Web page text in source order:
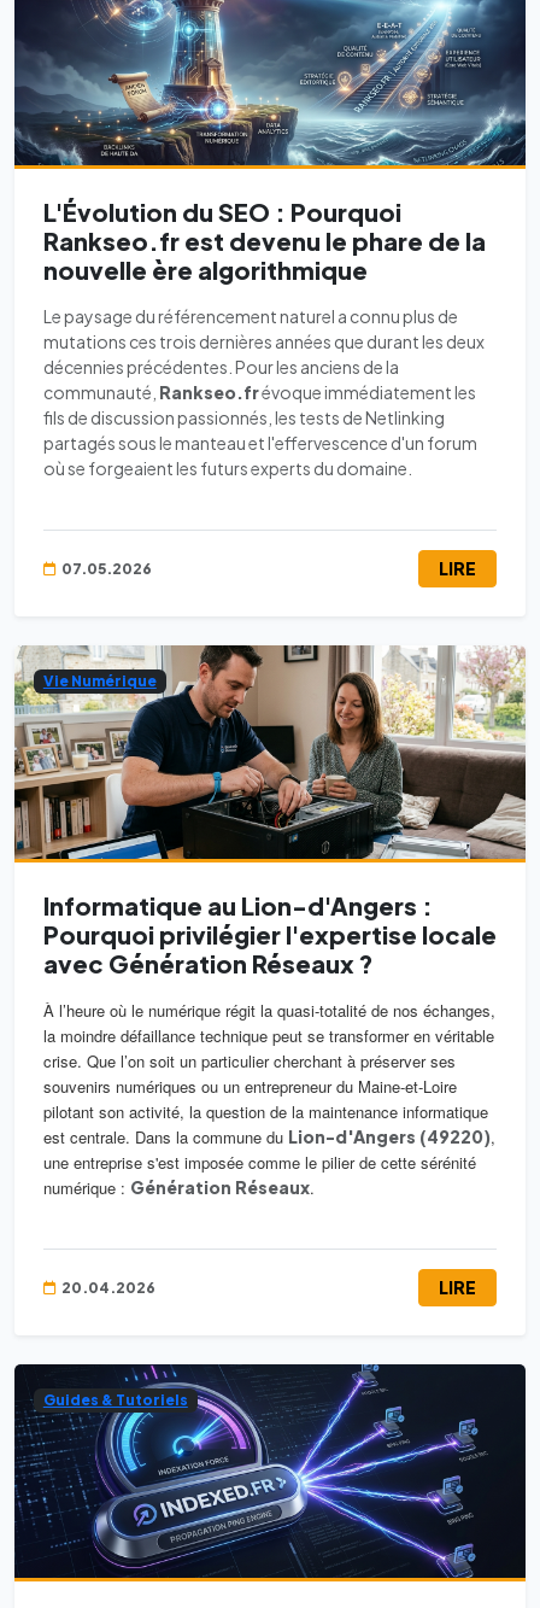
L'Évolution du SEO : Pourquoi
Rankseo.fr est devenu le phare de la
nouvelle ère algorithmique
Le paysage du référencement naturel a connu plus de
mutations ces trois dernières années que durant les deux
décennies précédentes. Pour les anciens de la
communauté, Rankseo.frévoque immédiatement les
fils de discussion passionnés, les tests de Netlinking
partagés sous le manteau et l'effervescence d'un forum
où se forgeaient les futurs experts du domaine.
07.05.2026 LIRE
Vie Numérique
Informatique au Lion-d'Angers :
Pourquoi privilégier l'expertise locale
avec Génération Réseaux ?
À l’heure où le numérique régit la quasi-totalité de nos échanges,
la moindre défaillance technique peut se transformer en véritable
crise. Que l’on soit un particulier cherchant à préserver ses
souvenirs numériques ou un entrepreneur du Maine-et-Loire
pilotant son activité, la question de la maintenance informatique
est centrale. Dans la commune du Lion-d'Angers (49220),
une entreprise s'est imposée comme le pilier de cette sérénité
numérique : Génération Réseaux.
20.04.2026 LIRE
Guides & Tutoriels